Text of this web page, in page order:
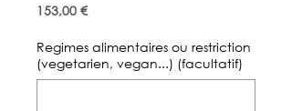
153,00 €Prix
Regimes alimentaires ou restriction
(vegetarien, vegan...) (facultatif)